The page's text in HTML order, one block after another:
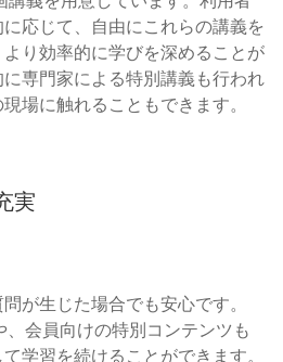
応じて、自由にこれらの講義を
り効率的に学びを深めることが
専門家による特別講義も行われ
場に触れることもできます。
実
が生じた場合でも安心です。
会員向けの特別コンテンツも
学習を続けることができます。